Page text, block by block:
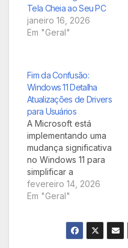
Tela Cheia ao Seu PC
janeiro 16, 2026
Em "Geral"
Fim da Confusão:
Windows 11 Detalha
Atualizações de Drivers
para Usuários
A Microsoft está
implementando uma
mudança significativa
no Windows 11 para
simplificar a
experiência do
usuário. Em breve, as
de drivers deixarão
de ser um mistério,
fevereiro 14, 2026
Em "Geral"